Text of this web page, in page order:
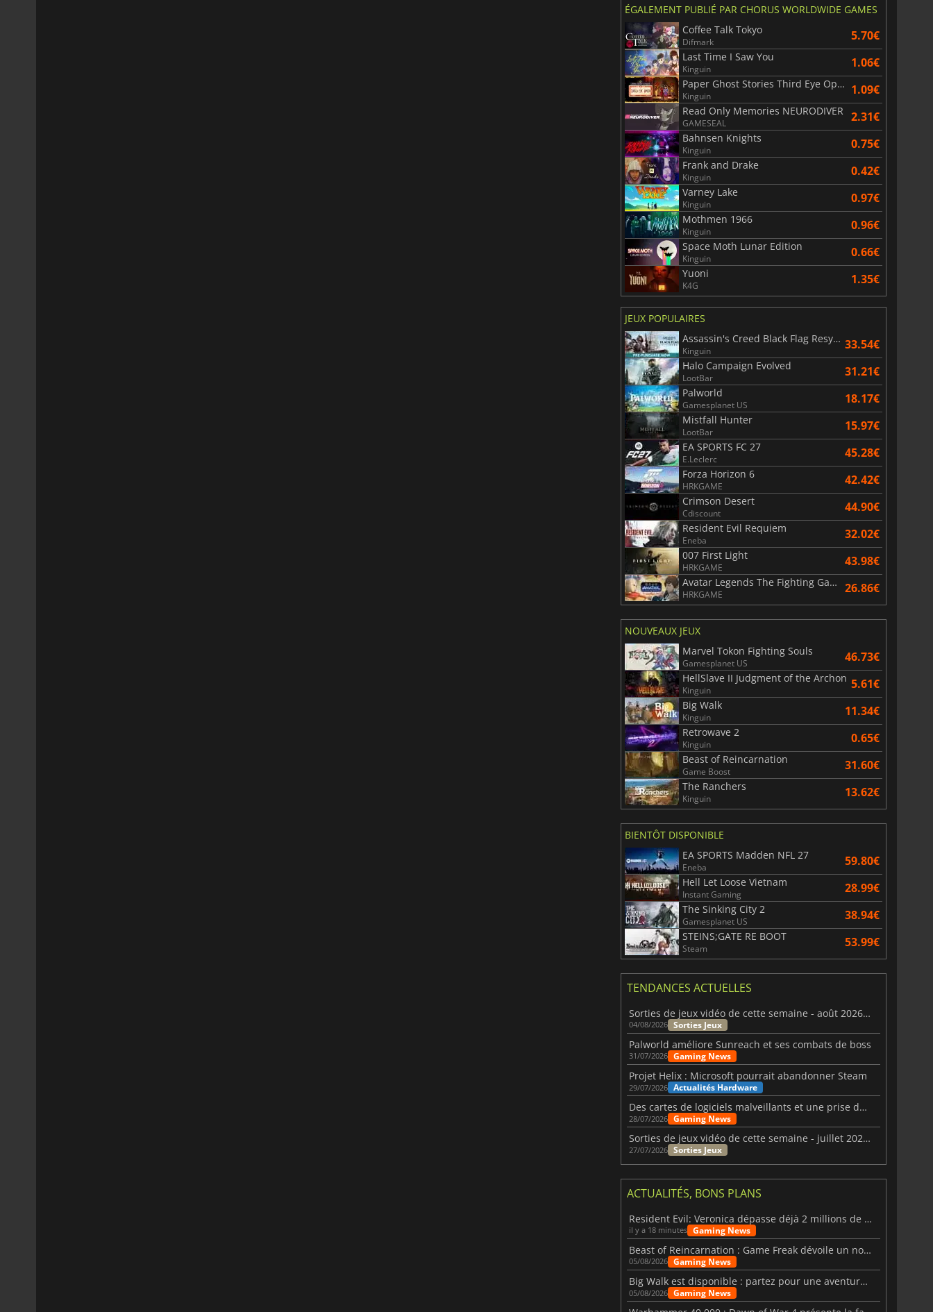
ÉGALEMENT PUBLIÉ PAR CHORUS WORLDWIDE GAMES
Coffee Talk Tokyo
Difmark 5.70€
Last Time I Saw You
Kinguin 1.06€
Paper Ghost Stories Third Eye Open
Kinguin 1.09€
Read Only Memories NEURODIVER
GAMESEAL 2.31€
Bahnsen Knights
Kinguin 0.75€
Frank and Drake
Kinguin 0.42€
Varney Lake
Kinguin 0.97€
Mothmen 1966
Kinguin 0.96€
Space Moth Lunar Edition
Kinguin 0.66€
Yuoni
K4G 1.35€
JEUX POPULAIRES
Assassin's Creed Black Flag Resynced
Kinguin 33.54€
Halo Campaign Evolved
LootBar 31.21€
Palworld
Gamesplanet US 18.17€
Mistfall Hunter
LootBar 15.97€
EA SPORTS FC 27
E.Leclerc 45.28€
Forza Horizon 6
HRKGAME 42.42€
Crimson Desert
Cdiscount 44.90€
Resident Evil Requiem
Eneba 32.02€
007 First Light
HRKGAME 43.98€
Avatar Legends The Fighting Game
HRKGAME 26.86€
NOUVEAUX JEUX
Marvel Tokon Fighting Souls
Gamesplanet US 46.73€
HellSlave II Judgment of the Archon
Kinguin 5.61€
Big Walk
Kinguin 11.34€
Retrowave 2
Kinguin 0.65€
Beast of Reincarnation
Game Boost 31.60€
The Ranchers
Kinguin 13.62€
BIENTÔT DISPONIBLE
EA SPORTS Madden NFL 27
Eneba 59.80€
Hell Let Loose Vietnam
Instant Gaming 28.99€
The Sinking City 2
Gamesplanet US 38.94€
STEINS;GATE RE BOOT
Steam 53.99€
TENDANCES ACTUELLES
Sorties de jeux vidéo de cette semaine - août 2026 (semaine 32)
04/08/2026 Sorties Jeux
Palworld améliore Sunreach et ses combats de boss
31/07/2026 Gaming News
Projet Helix : Microsoft pourrait abandonner Steam
29/07/2026 Actualités Hardware
Des cartes de logiciels malveillants et une prise de contrôle de Discord ont touché Meccha Chameleon
28/07/2026 Gaming News
Sorties de jeux vidéo de cette semaine - juillet 2026 (semaine 31)
27/07/2026 Sorties Jeux
ACTUALITÉS, BONS PLANS
Resident Evil: Veronica dépasse déjà 2 millions de wishlists
il y a 18 minutes Gaming News
Beast of Reincarnation : Game Freak dévoile un nouveau pari
05/08/2026 Gaming News
Big Walk est disponible : partez pour une aventure entre amis
05/08/2026 Gaming News